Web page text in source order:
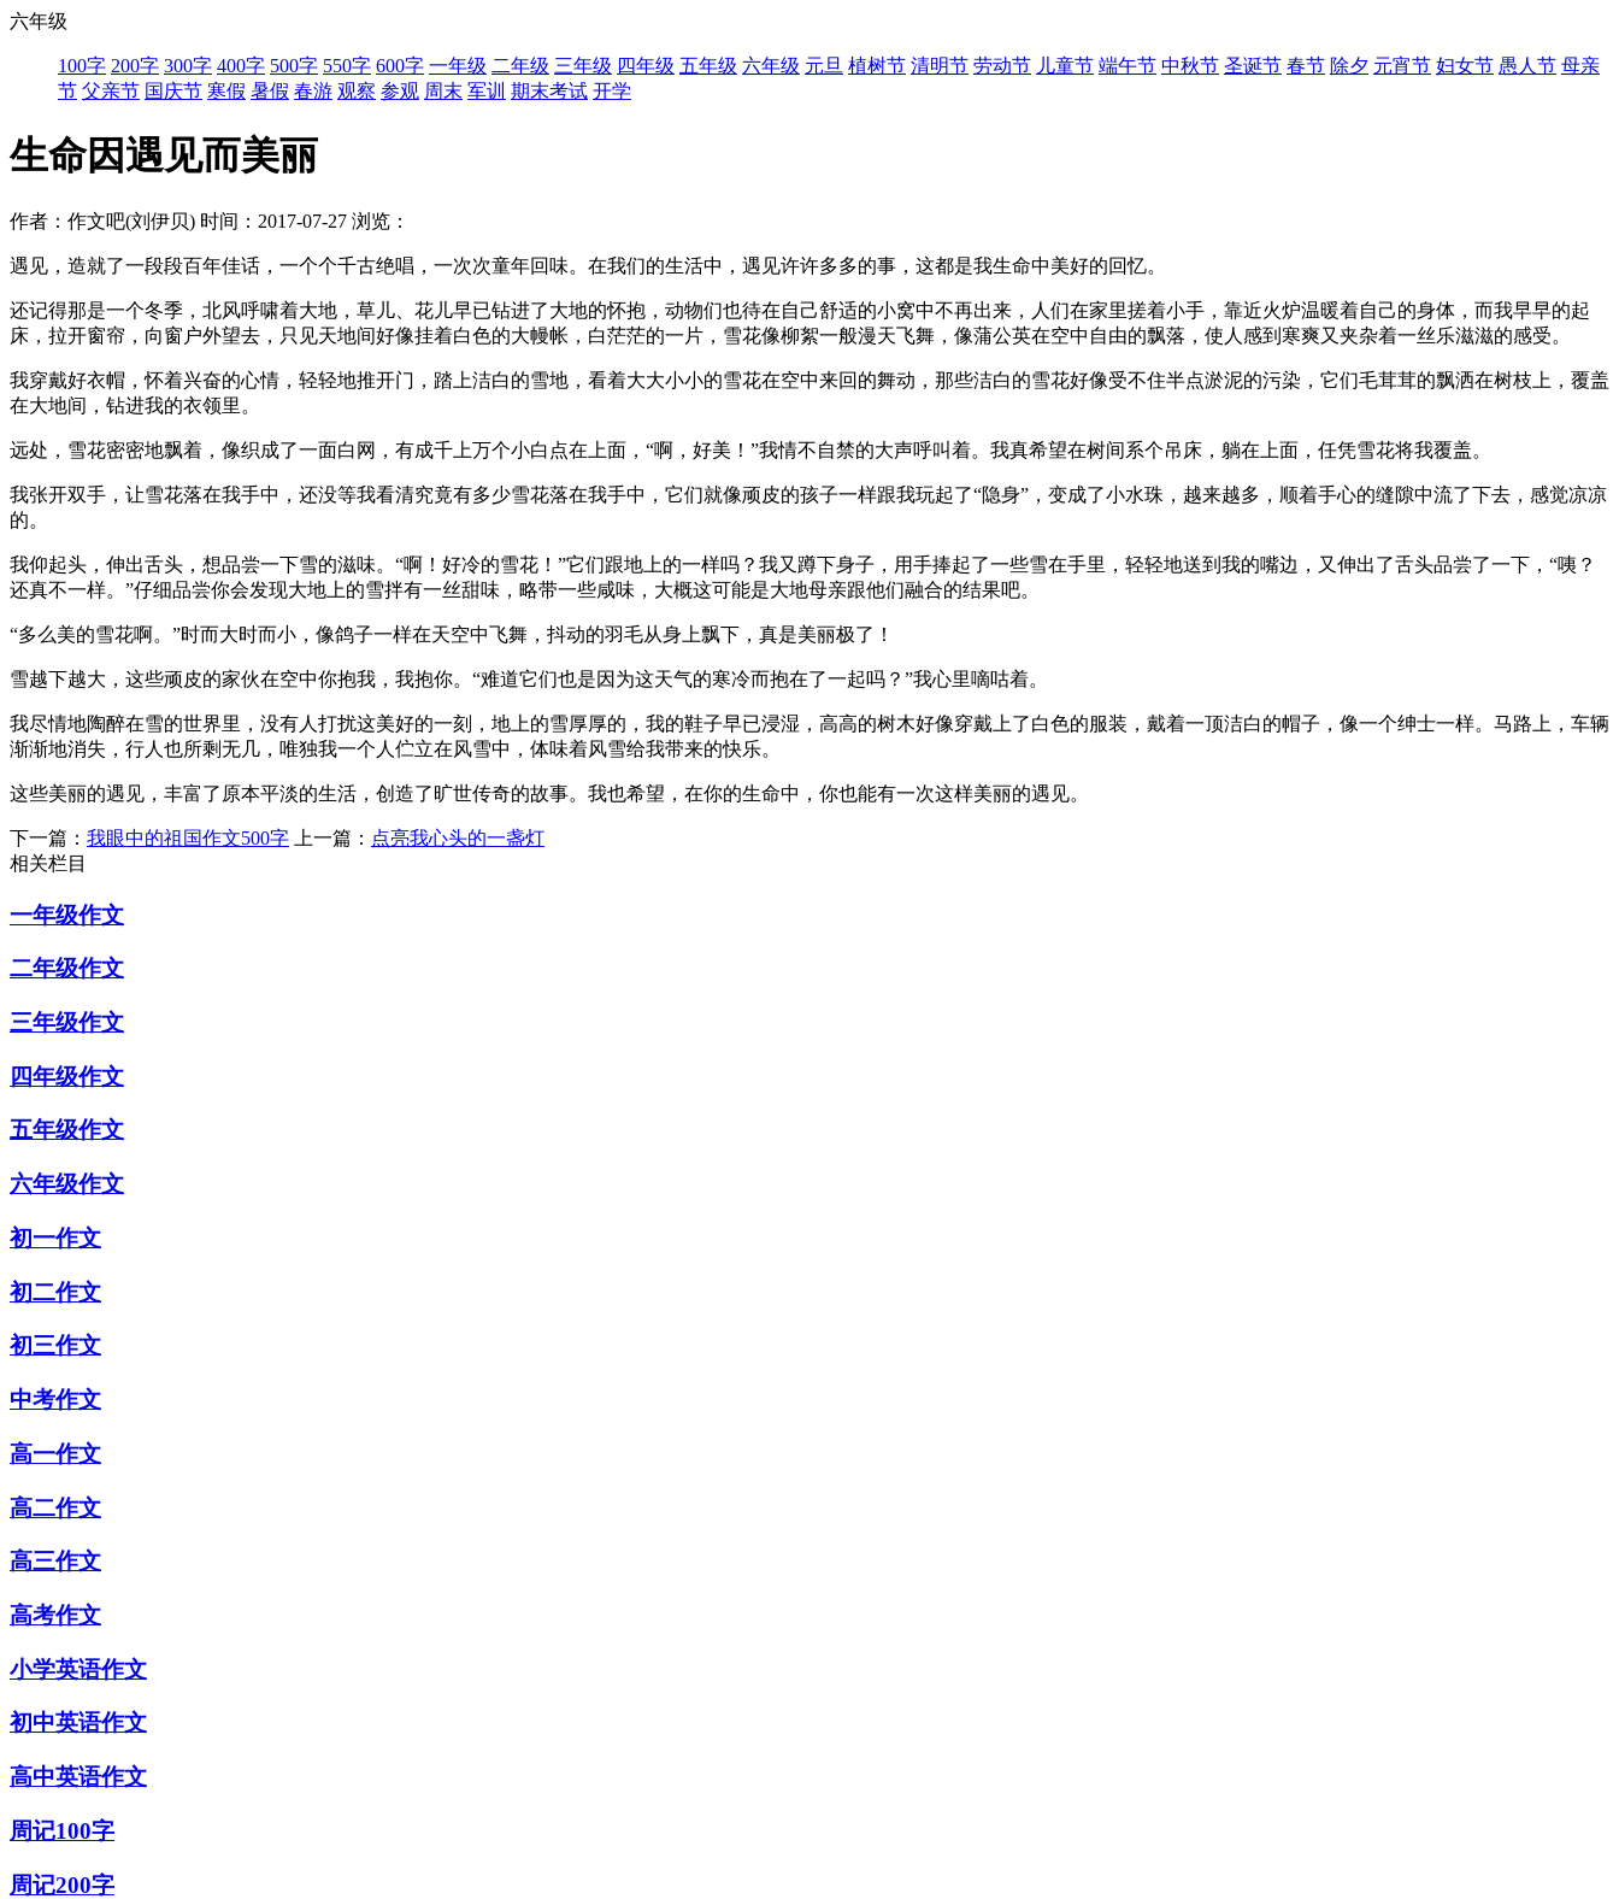
六年级
100字 200字 300字 400字 500字 550字 600字 一年级 二年级 三年级 四年级 五年级 六年级 元旦 植树节 清明节 劳动节 儿童节 端午节 中秋节 圣诞节 春节 除夕 元宵节 妇女节 愚人节 母亲
节 父亲节 国庆节 寒假 暑假 春游 观察 参观 周末 军训 期末考试 开学
生命因遇见而美丽
作者：作文吧(刘伊贝) 时间：2017-07-27 浏览：
遇见，造就了一段段百年佳话，一个个千古绝唱，一次次童年回味。在我们的生活中，遇见许许多多的事，这都是我生命中美好的回忆。
还记得那是一个冬季，北风呼啸着大地，草儿、花儿早已钻进了大地的怀抱，动物们也待在自己舒适的小窝中不再出来，人们在家里搓着小手，靠近火炉温暖着自己的身体，而我早早的起
床，拉开窗帘，向窗户外望去，只见天地间好像挂着白色的大幔帐，白茫茫的一片，雪花像柳絮一般漫天飞舞，像蒲公英在空中自由的飘落，使人感到寒爽又夹杂着一丝乐滋滋的感受。
我穿戴好衣帽，怀着兴奋的心情，轻轻地推开门，踏上洁白的雪地，看着大大小小的雪花在空中来回的舞动，那些洁白的雪花好像受不住半点淤泥的污染，它们毛茸茸的飘洒在树枝上，覆盖
在大地间，钻进我的衣领里。
远处，雪花密密地飘着，像织成了一面白网，有成千上万个小白点在上面，“啊，好美！”我情不自禁的大声呼叫着。我真希望在树间系个吊床，躺在上面，任凭雪花将我覆盖。
我张开双手，让雪花落在我手中，还没等我看清究竟有多少雪花落在我手中，它们就像顽皮的孩子一样跟我玩起了“隐身”，变成了小水珠，越来越多，顺着手心的缝隙中流了下去，感觉凉凉
的。
我仰起头，伸出舌头，想品尝一下雪的滋味。“啊！好冷的雪花！”它们跟地上的一样吗？我又蹲下身子，用手捧起了一些雪在手里，轻轻地送到我的嘴边，又伸出了舌头品尝了一下，“咦？
还真不一样。”仔细品尝你会发现大地上的雪拌有一丝甜味，略带一些咸味，大概这可能是大地母亲跟他们融合的结果吧。
“多么美的雪花啊。”时而大时而小，像鸽子一样在天空中飞舞，抖动的羽毛从身上飘下，真是美丽极了！
雪越下越大，这些顽皮的家伙在空中你抱我，我抱你。“难道它们也是因为这天气的寒冷而抱在了一起吗？”我心里嘀咕着。
我尽情地陶醉在雪的世界里，没有人打扰这美好的一刻，地上的雪厚厚的，我的鞋子早已浸湿，高高的树木好像穿戴上了白色的服装，戴着一顶洁白的帽子，像一个绅士一样。马路上，车辆
渐渐地消失，行人也所剩无几，唯独我一个人伫立在风雪中，体味着风雪给我带来的快乐。
这些美丽的遇见，丰富了原本平淡的生活，创造了旷世传奇的故事。我也希望，在你的生命中，你也能有一次这样美丽的遇见。
下一篇： 我眼中的祖国作文500字 上一篇： 点亮我心头的一盏灯
相关栏目
一年级作文
二年级作文
三年级作文
四年级作文
五年级作文
六年级作文
初一作文
初二作文
初三作文
中考作文
高一作文
高二作文
高三作文
高考作文
小学英语作文
初中英语作文
高中英语作文
周记100字
周记200字